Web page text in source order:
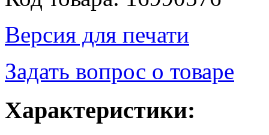
Версия для печати
Задать вопрос о товаре
Характеристики: